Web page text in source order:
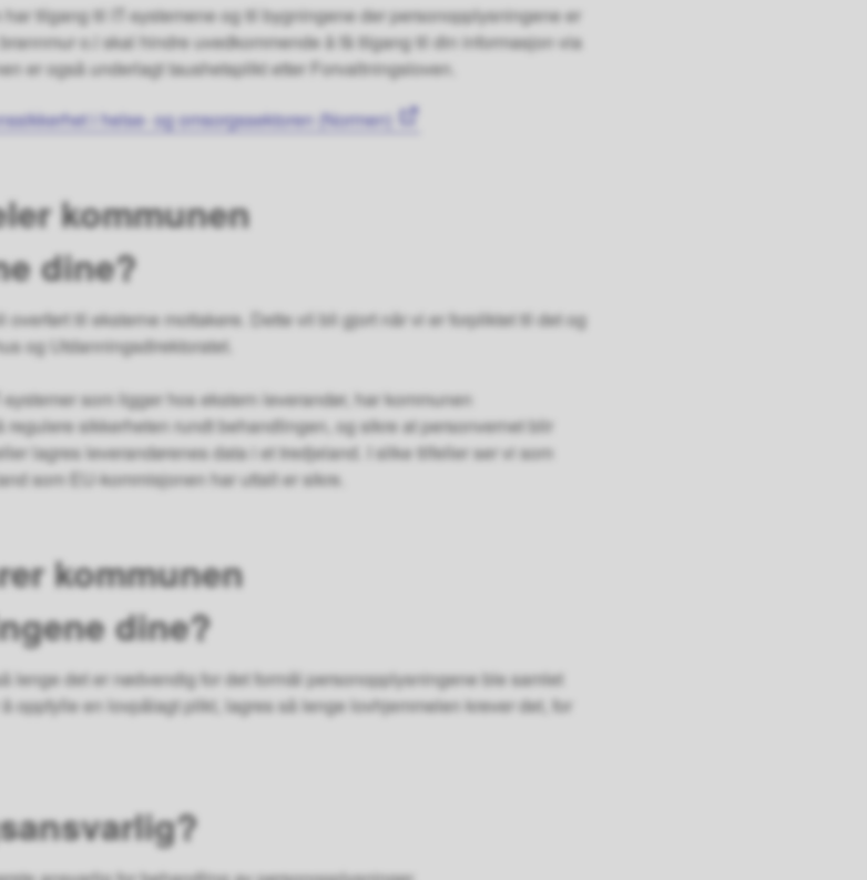
tilgang til IT-systemene og til bygningene der personopplysningene er
o.l skal hindre uvedkommende å få tilgang til din informasjon via
er også underlagt taushetsplikt etter Forvaltningsloven.
i helse- og omsorgssektoren (Normen)
kommunen
dine?
til eksterne mottakere. Dette vil bli gjort når vi er forpliktet til det og
og Utdanningsdirektoratet.
som ligger hos ekstern leverandør, har kommunen
sikkerheten rundt behandlingen, og sikre at personvernet blir
lagres leverandørenes data i et tredjeland. I slike tilfeller ser vi som
som EU-kommisjonen har uttalt er sikre.
kommunen
dine?
lenge det er nødvendig for det formål personopplysningene ble samlet
oppfylle en lovpålagt plikt, lagres så lenge lovhjemmelen krever det, for